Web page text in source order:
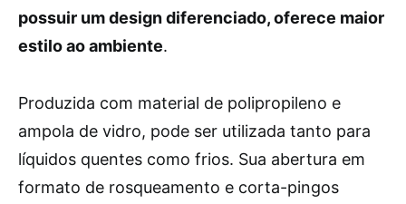
possuir um design diferenciado, oferece maior
estilo ao ambiente.
Produzida com material de polipropileno e
ampola de vidro, pode ser utilizada tanto para
líquidos quentes como frios. Sua abertura em
formato de rosqueamento e corta-pingos